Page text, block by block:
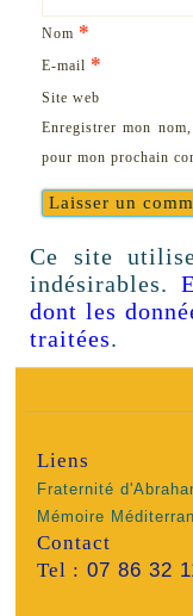
Nom *
E-mail *
Site web
Enregistrer mon
pour mon prochain
Ce site
indésirables.
dont les
traitées.
Liens
Fraternité
Mémoire
Contact
Tel : 07 86 32